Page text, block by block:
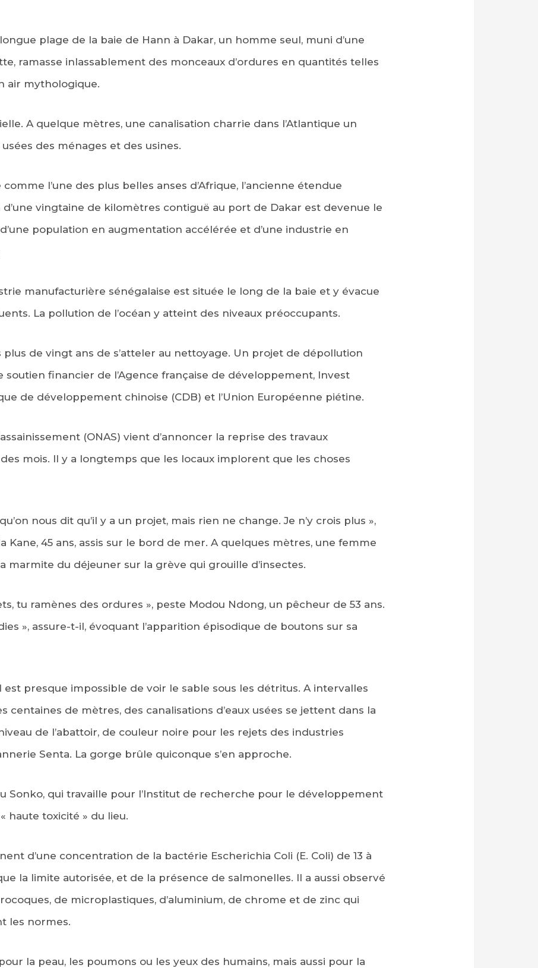
plage de la baie de Hann à Dakar, un homme seul, muni d’une
ramasse inlassablement des monceaux d’ordures en quantités telles
air mythologique.
A quelque mètres, une canalisation charrie dans l’Atlantique un
des ménages et des usines.
l’une des plus belles anses d’Afrique, l’ancienne étendue
vingtaine de kilomètres contiguë au port de Dakar est devenue le
population en augmentation accélérée et d’une industrie en
manufacturière sénégalaise est située le long de la baie et y évacue
La pollution de l’océan y atteint des niveaux préoccupants.
plus de vingt ans de s’atteler au nettoyage. Un projet de dépollution
soutien financier de l’Agence française de développement, Invest
de développement chinoise (CDB) et l’Union Européenne piétine.
(ONAS) vient d’annoncer la reprise des travaux
mois. Il y a longtemps que les locaux implorent que les choses
nous dit qu’il y a un projet, mais rien ne change. Je n’y crois plus »,
Kane, 45 ans, assis sur le bord de mer. A quelques mètres, une femme
marmite du déjeuner sur la grève qui grouille d’insectes.
tu ramènes des ordures », peste Modou Ndong, un pêcheur de 53 ans.
», assure-t-il, évoquant l’apparition épisodique de boutons sur sa
est presque impossible de voir le sable sous les détritus. A intervalles
centaines de mètres, des canalisations d’eaux usées se jettent dans la
de l’abattoir, de couleur noire pour les rejets des industries
Senta. La gorge brûle quiconque s’en approche.
Sonko, qui travaille pour l’Institut de recherche pour le développement
haute toxicité » du lieu.
d’une concentration de la bactérie Escherichia Coli (E. Coli) de 13 à
la limite autorisée, et de la présence de salmonelles. Il a aussi observé
de microplastiques, d’aluminium, de chrome et de zinc qui
les normes.
la peau, les poumons ou les yeux des humains, mais aussi pour la